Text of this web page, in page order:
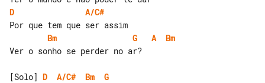
D
A/C#
Bm
G A
Bm
Ver o sonho se perder no ar?
[Solo] D A/C# Bm
G